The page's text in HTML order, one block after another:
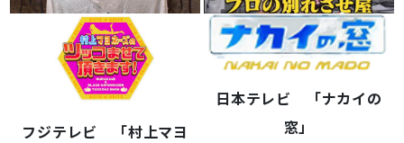
フジテレビ 「村上マヨ
日本テレビ 「ナカイの
窓」